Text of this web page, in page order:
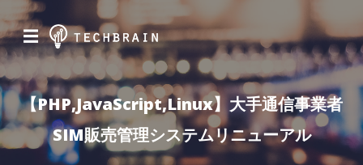
☰
【PHP,JavaScript,Linux】大手通信事業者
SIM販売管理システムリニューアル